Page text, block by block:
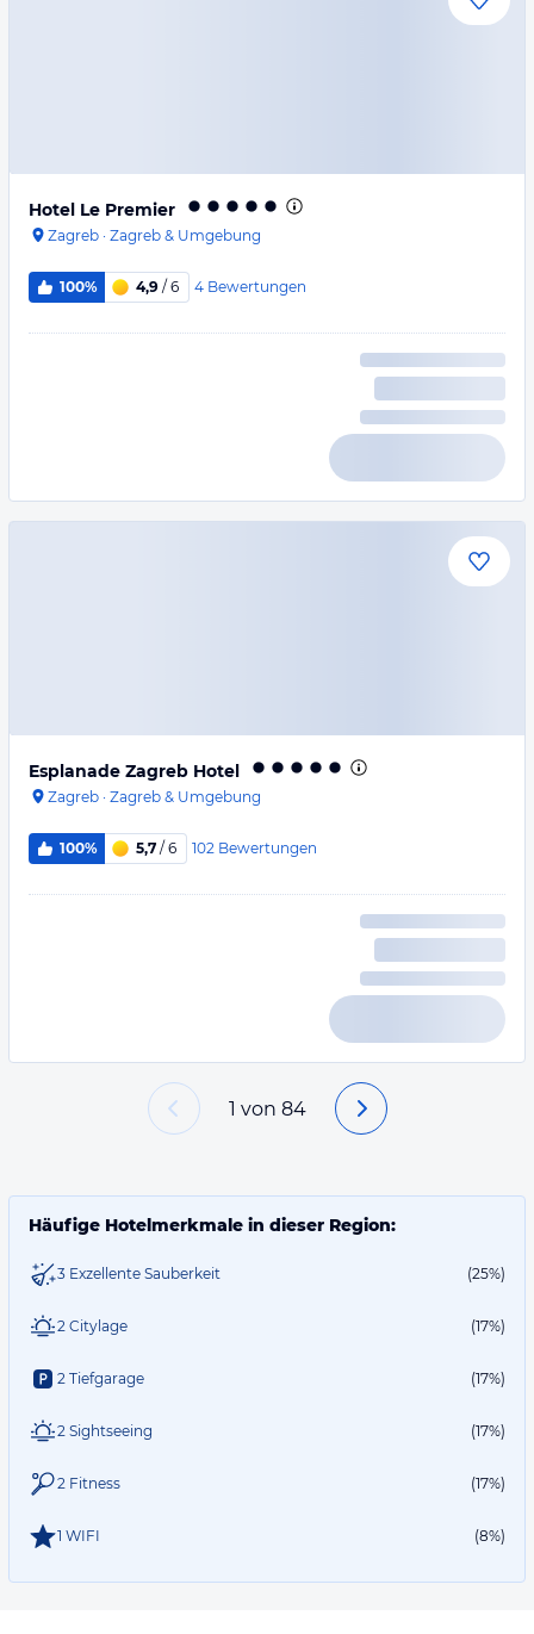
Hotel Le Premier
Zagreb · Zagreb & Umgebung
100% 4,9 / 6 4 Bewertungen
Esplanade Zagreb Hotel
Zagreb · Zagreb & Umgebung
100% 5,7 / 6 102 Bewertungen
1 von 84
Häufige Hotelmerkmale in dieser Region:
3 Exzellente Sauberkeit (25%)
2 Citylage (17%)
2 Tiefgarage (17%)
2 Sightseeing (17%)
2 Fitness (17%)
1 WIFI (8%)